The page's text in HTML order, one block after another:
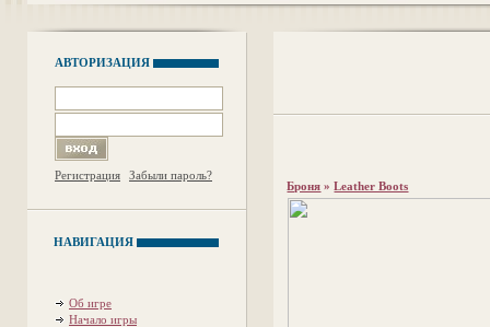
АВТОРИЗАЦИЯ
Регистрация Забыли пароль?
НАВИГАЦИЯ
Об игре
Начало игры
Броня »Leather Boots